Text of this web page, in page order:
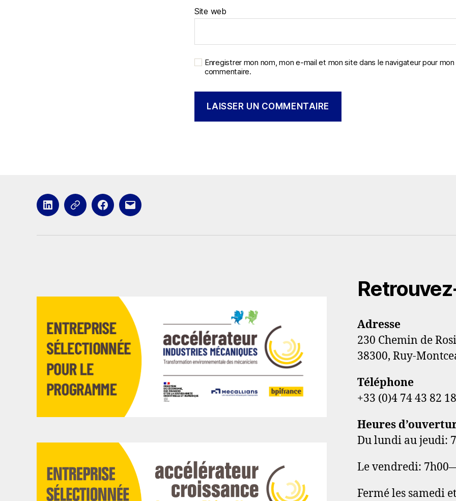
Site web
Enregistrer mon nom, mon e-mail et mon site dans le navigateur pour mon
commentaire.
LinkedIn
x Facebook
E-
Adresse
230 Chemin de
38300, Ruy-
Téléphone
+33 (0)4 74 43 82 18
Heures
Du lundi au jeudi:
Le vendredi:
Fermé les samedi